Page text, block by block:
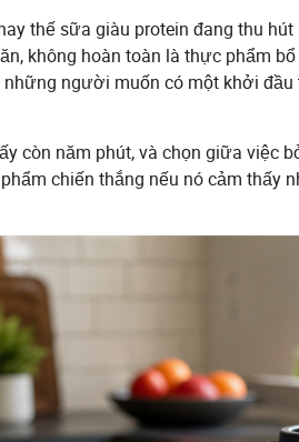
thế sữa giàu protein đang thu
không hoàn toàn là thực phẩm
người muốn có một khởi
còn năm phút, và chọn giữa việc
chiến thắng nếu nó cảm thấy